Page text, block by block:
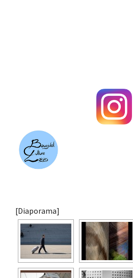
[Diaporama]